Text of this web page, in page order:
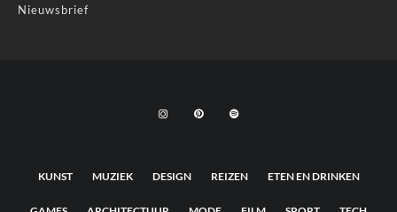
Nieuwsbrief
KUNST MUZIEK DESIGN REIZEN ETEN EN DRINKEN